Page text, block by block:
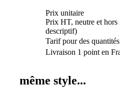
Prix unitaire
Prix HT, neutre et hors
descriptif)
Tarif pour des
Livraison 1 point en
même style...